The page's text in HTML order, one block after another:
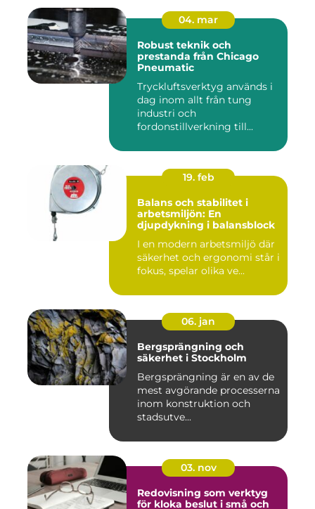
04. mar
Robust teknik och
prestanda från Chicago
Pneumatic
Tryckluftsverktyg används i
dag inom allt från tung
industri och
fordonstillverkning till...
19. feb
Balans och stabilitet i
arbetsmiljön: En
djupdykning i balansblock
I en modern arbetsmiljö där
säkerhet och ergonomi står i
fokus, spelar olika ve...
06. jan
Bergsprängning och
säkerhet i Stockholm
Bergsprängning är en av de
mest avgörande processerna
inom konstruktion och
stadsutve...
03. nov
Redovisning som verktyg
för kloka beslut i små och